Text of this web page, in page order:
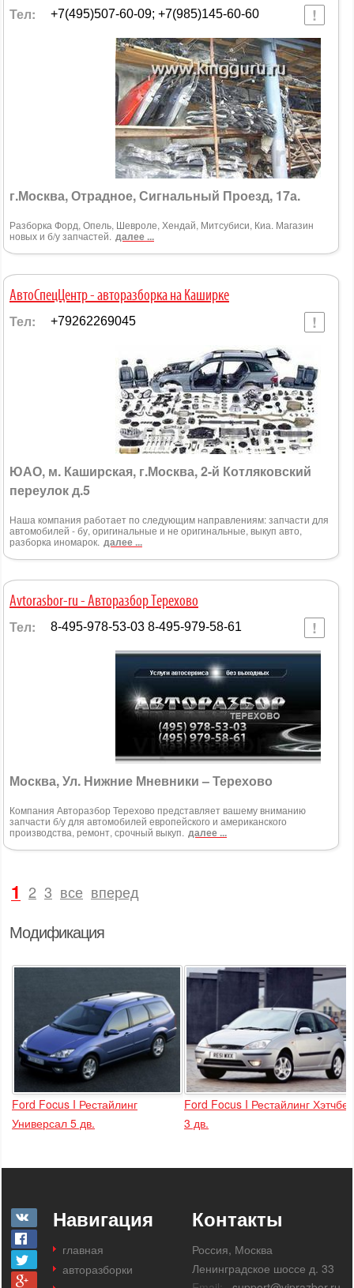
Модификация
Ford Focus I Рестайлинг
Универсал 5 дв.
Ford Focus I Рестайлинг Хэтчбек
3 дв.
Тел: +7(495)507-60-09; +7(985)145-60-60
г.Москва, Отрадное, Сигнальный Проезд, 17а.
Разборка Форд, Опель, Шевроле, Хендай, Митсубиси, Киа. Магазин
новых и б/у запчастей. далее ...
AвтоСпецЦентр - авторазборка на Каширке
Тел: +79262269045
ЮАО, м. Каширская, г.Москва, 2-й Котляковский
переулок д.5
Наша компания работает по следующим направлениям: запчасти для
автомобилей - бу, оригинальные и не оригинальные, выкуп авто,
разборка иномарок. далее ...
Avtorasbor-ru - Авторазбор Терехово
Тел: 8-495-978-53-03 8-495-979-58-61
Москва, Ул. Нижние Мневники – Терехово
Компания Авторазбор Терехово представляет вашему вниманию
запчасти б/у для автомобилей европейского и американского
производства, ремонт, срочный выкуп. далее ...
1 2 3 все вперед
Навигация
главная
авторазборки
Контакты
Россия, Москва
Ленинградское шоссе д. 33